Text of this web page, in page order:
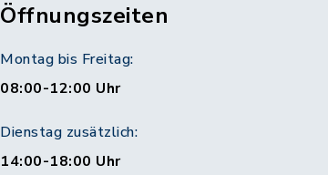
Öffnungszeiten
Montag bis Freitag:
08:00-12:00 Uhr
Dienstag zusätzlich:
14:00-18:00 Uhr